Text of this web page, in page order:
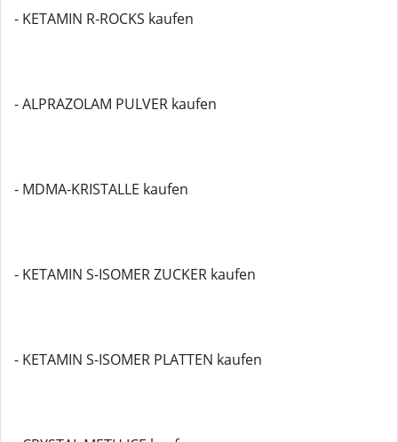
- KETAMIN R-ROCKS kaufen
- ALPRAZOLAM PULVER kaufen
- MDMA-KRISTALLE kaufen
- KETAMIN S-ISOMER ZUCKER kaufen
- KETAMIN S-ISOMER PLATTEN kaufen